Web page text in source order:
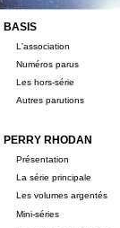
BASIS
L'association
Numéros parus
Les hors-série
Autres parutions
PERRY RHODAN
Présentation
La série principale
Les volumes argentés
Mini-séries